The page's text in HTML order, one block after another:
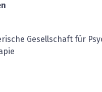
Gesellschaft für